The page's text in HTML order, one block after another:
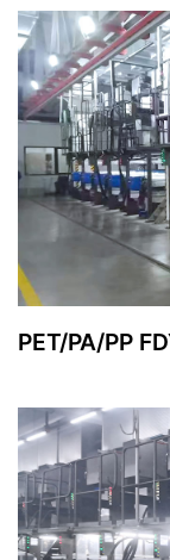
PET/PA/PP